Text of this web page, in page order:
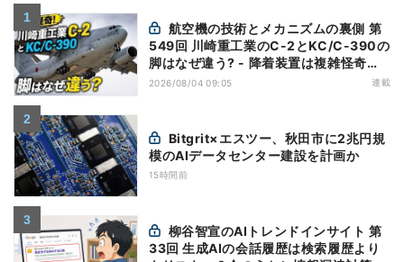
549回 川崎重工業のC-2とKC/C-390の
脚はなぜ違う? - 降着装置は複雑怪奇
(5)|軍用輸送機(10)
2026/08/04 09:05 連載
模のAIデータセンター建設を計画か
15時間前
33回 生成AIの会話履歴は検索履歴より